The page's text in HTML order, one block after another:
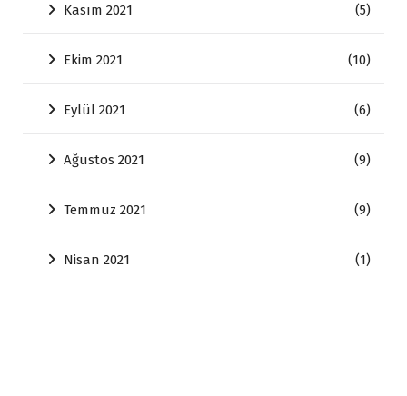
Kasım 2021 (5)
Ekim 2021 (10)
Eylül 2021 (6)
Ağustos 2021 (9)
Temmuz 2021 (9)
Nisan 2021 (1)